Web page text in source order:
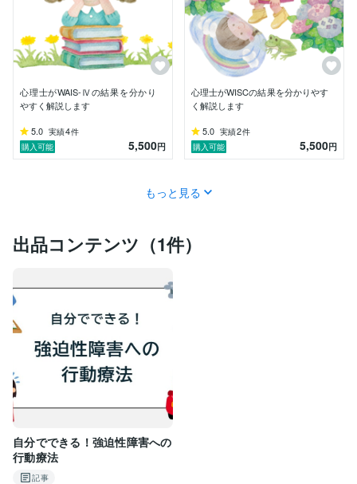
心理士がWAIS-Ⅳの結果を分かり
やすく解説します
5.0 実績4件
購入可能
5,500円
心理士がWISCの結果を分かりやす
く解説します
5.0 実績2件
購入可能
5,500円
もっと見る
出品コンテンツ（1件）
自分でできる！強迫性障害への
行動療法
記事